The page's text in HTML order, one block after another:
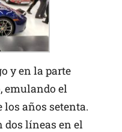
y en la parte
emulando el
los años setenta.
dos líneas en el